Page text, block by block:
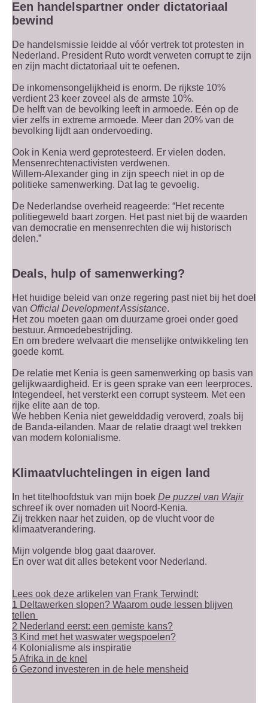
Een handelspartner onder dictatoriaal
bewind
De handelsmissie leidde al vóór vertrek tot protesten in
Nederland. President Ruto wordt verweten corrupt te zijn
en zijn macht dictatoriaal uit te oefenen.
De inkomensongelijkheid is enorm. De rijkste 10%
verdient 23 keer zoveel als de armste 10%.
De helft van de bevolking leeft in armoede. Eén op de
vier zelfs in extreme armoede. Meer dan 20% van de
bevolking lijdt aan ondervoeding.
Ook in Kenia werd geprotesteerd. Er vielen doden.
Mensenrechtenactivisten verdwenen.
Willem-Alexander ging in zijn speech niet in op de
politieke samenwerking. Dat lag te gevoelig.
De Nederlandse overheid reageerde: “Het recente
politiegeweld baart zorgen. Het past niet bij de waarden
van democratie en mensenrechten die wij historisch
delen.”
Deals, hulp of samenwerking?
Het huidige beleid van onze regering past niet bij het doel
van Official Development Assistance.
Het zou moeten gaan om duurzame groei onder goed
bestuur. Armoedebestrijding.
En om bredere welvaart die menselijke ontwikkeling ten
goede komt.
De relatie met Kenia is geen samenwerking op basis van
gelijkwaardigheid. Er is geen sprake van een leerproces.
Integendeel, het versterkt een corrupt systeem. Met een
rijke elite aan de top.
We hebben Kenia niet gewelddadig veroverd, zoals bij
de Banda-eilanden. Maar de relatie draagt wel trekken
van modern kolonialisme.
Klimaatvluchtelingen in eigen land
In het titelhoofdstuk van mijn boek De puzzel van Wajir
schreef ik over nomaden uit Noord-Kenia.
Zij trekken naar het zuiden, op de vlucht voor de
klimaatverandering.
Mijn volgende blog gaat daarover.
En over wat dit alles betekent voor Nederland.
Lees ook deze artikelen van Frank Terwindt:
1 Deltawerken slopen? Waarom oude lessen blijven
tellen
2 Nederland eerst: een gemiste kans?
3 Kind met het waswater wegspoelen?
4 Kolonialisme als inspiratie
5 Afrika in de knel
6 Gezond investeren in de hele mensheid